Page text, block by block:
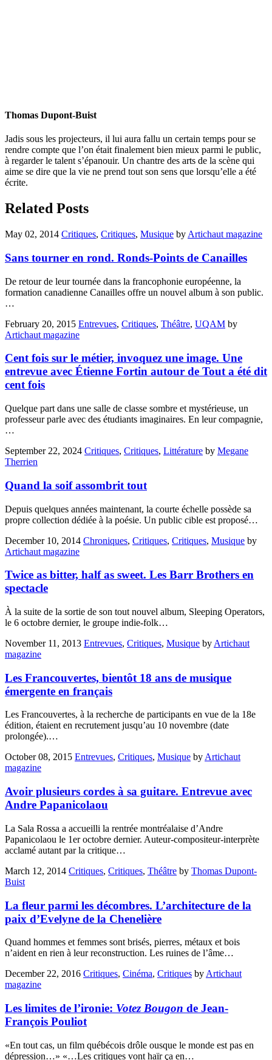
Thomas Dupont-Buist
Jadis sous les projecteurs, il lui aura fallu un certain temps pour se
rendre compte que l’on était finalement bien mieux parmi le public,
à regarder le talent s’épanouir. Un chantre des arts de la scène qui
aime se dire que la vie ne prend tout son sens que lorsqu’elle a été
écrite.
Related Posts
May 02, 2014 Critiques, Critiques, Musique by Artichaut magazine
Sans tourner en rond. Ronds-Points de Canailles
De retour de leur tournée dans la francophonie européenne, la
formation canadienne Canailles offre un nouvel album à son public.
…
February 20, 2015 Entrevues, Critiques, Théâtre, UQAM by
Artichaut magazine
Cent fois sur le métier, invoquez une image. Une
entrevue avec Étienne Fortin autour de Tout a été dit
cent fois
Quelque part dans une salle de classe sombre et mystérieuse, un
professeur parle avec des étudiants imaginaires. En leur compagnie,
…
September 22, 2024 Critiques, Critiques, Littérature by Megane
Therrien
Quand la soif assombrit tout
Depuis quelques années maintenant, la courte échelle possède sa
propre collection dédiée à la poésie. Un public cible est proposé…
December 10, 2014 Chroniques, Critiques, Critiques, Musique by
Artichaut magazine
Twice as bitter, half as sweet. Les Barr Brothers en
spectacle
À la suite de la sortie de son tout nouvel album, Sleeping Operators,
le 6 octobre dernier, le groupe indie-folk…
November 11, 2013 Entrevues, Critiques, Musique by Artichaut
magazine
Les Francouvertes, bientôt 18 ans de musique
émergente en français
Les Francouvertes, à la recherche de participants en vue de la 18e
édition, étaient en recrutement jusqu’au 10 novembre (date
prolongée).…
October 08, 2015 Entrevues, Critiques, Musique byArtichaut
magazine
Avoir plusieurs cordes à sa guitare. Entrevue avec
Andre Papanicolaou
La Sala Rossa a accueilli la rentrée montréalaise d’Andre
Papanicolaou le 1er octobre dernier. Auteur-compositeur-interprète
acclamé autant par la critique…
March 12, 2014 Critiques, Critiques, Théâtre by Thomas Dupont-
Buist
La fleur parmi les décombres. L’architecture de la
paix d’Evelyne de la Chenelière
Quand hommes et femmes sont brisés, pierres, métaux et bois
n’aident en rien à leur reconstruction. Les ruines de l’âme…
December 22, 2016 Critiques, Cinéma, Critiques by Artichaut
magazine
Les limites de l’ironie: Votez Bougon de Jean-
François Pouliot
«En tout cas, un film québécois drôle ousque le monde est pas en
dépression…» «…Les critiques vont haïr ça en…